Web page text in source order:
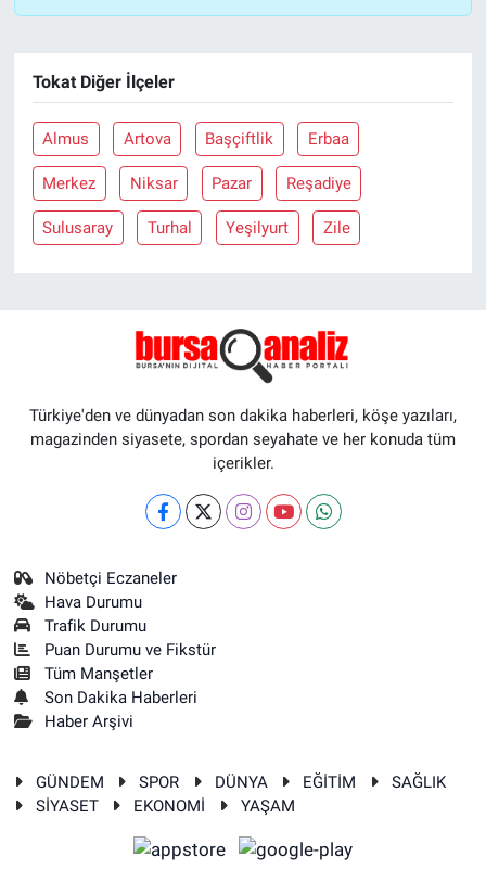
Tokat Diğer İlçeler
Almus Artova Başçiftlik Erbaa
Merkez Niksar Pazar Reşadiye
Sulusaray Turhal Yeşilyurt Zile
Türkiye'den ve dünyadan son dakika haberleri, köşe yazıları,
magazinden siyasete, spordan seyahate ve her konuda tüm
içerikler.
Nöbetçi Eczaneler
Hava Durumu
Trafik Durumu
Puan Durumu ve Fikstür
Tüm Manşetler
Son Dakika Haberleri
Haber Arşivi
GÜNDEM SPOR DÜNYA EĞİTİM
SAĞLIK
SİYASET
EKONOMİ YAŞAM